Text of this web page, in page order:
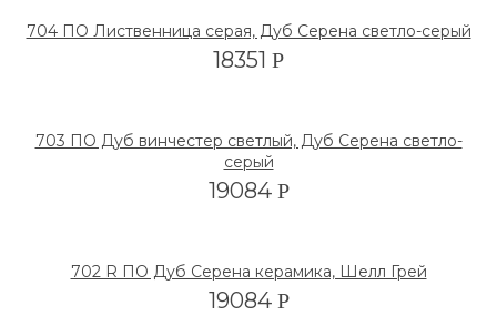
704 ПО Лиственница серая, Дуб Серена светло-серый
18351 Р
703 ПО Дуб винчестер светлый, Дуб Серена светло-
серый
19084 Р
702 R ПО Дуб Серена керамика, Шелл Грей
19084 Р